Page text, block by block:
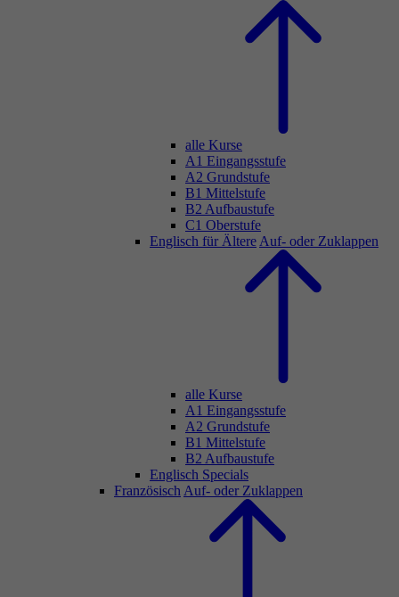
alle Kurse
A1 Eingangsstufe
A2 Grundstufe
B1 Mittelstufe
B2 Aufbaustufe
C1 Oberstufe
Englisch für Ältere Auf- oder Zuklappen
alle Kurse
A1 Eingangsstufe
A2 Grundstufe
B1 Mittelstufe
B2 Aufbaustufe
Englisch Specials
Französisch Auf- oder Zuklappen